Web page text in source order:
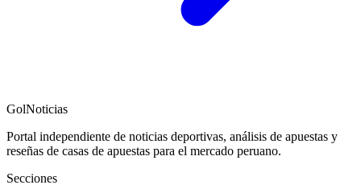
GolNoticias
Portal independiente de noticias deportivas, análisis de apuestas y
reseñas de casas de apuestas para el mercado peruano.
Secciones